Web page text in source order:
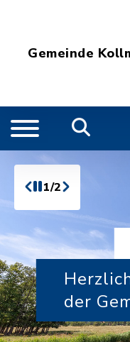
Gemeinde
der
1/2